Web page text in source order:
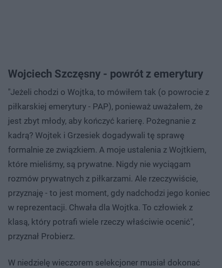
Wojciech Szczęsny - powrót z emerytury
"Jeżeli chodzi o Wojtka, to mówiłem tak (o powrocie z
piłkarskiej emerytury - PAP), ponieważ uważałem, że
jest zbyt młody, aby kończyć karierę. Pożegnanie z
kadrą? Wojtek i Grzesiek dogadywali tę sprawę
formalnie ze związkiem. A moje ustalenia z Wojtkiem,
które mieliśmy, są prywatne. Nigdy nie wyciągam
rozmów prywatnych z piłkarzami. Ale rzeczywiście,
przyznaję - to jest moment, gdy nadchodzi jego koniec
w reprezentacji. Chwała dla Wojtka. To człowiek z
klasą, który potrafi wiele rzeczy właściwie ocenić",
przyznał Probierz.
W niedzielę wieczorem selekcjoner musiał dokonać